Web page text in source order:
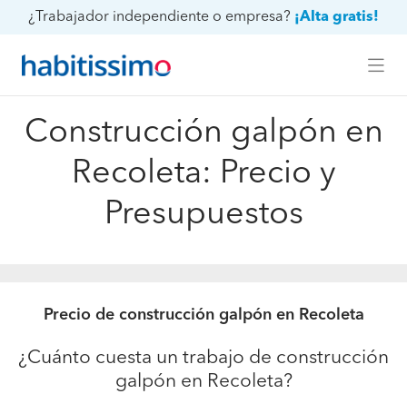
¿Trabajador independiente o empresa? ¡Alta gratis!
Construcción galpón en
Recoleta: Precio y
Presupuestos
Precio de construcción galpón en Recoleta
¿Cuánto cuesta un trabajo de construcción
galpón en Recoleta?